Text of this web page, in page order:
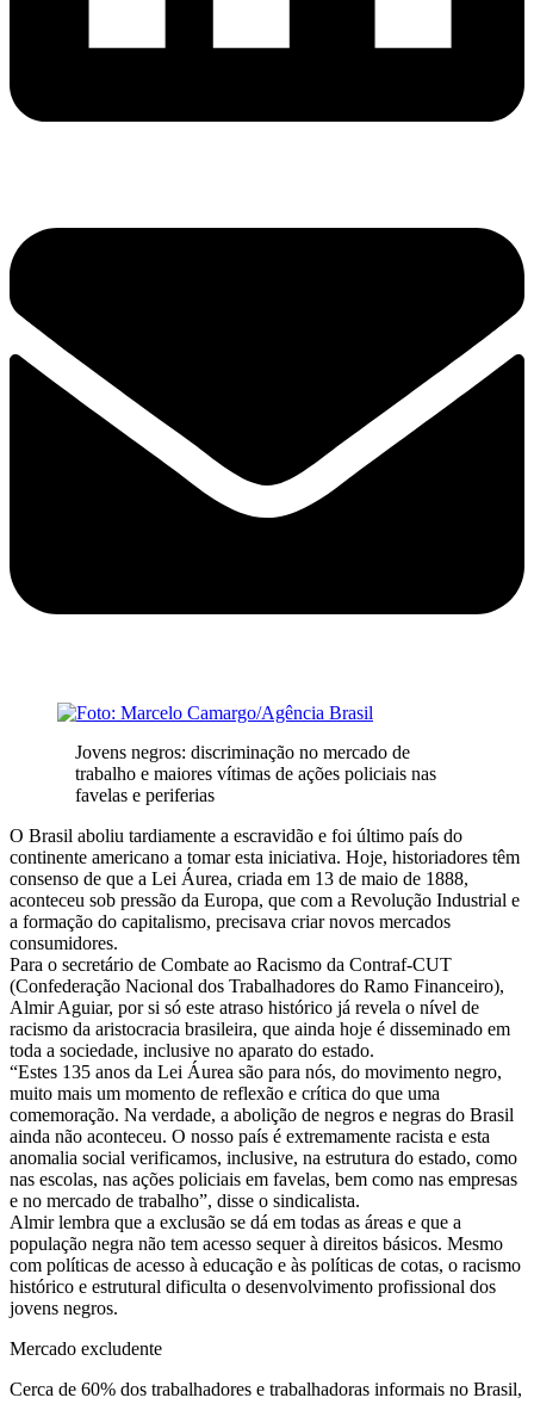
Jovens negros: discriminação no mercado de
trabalho e maiores vítimas de ações policiais nas
favelas e periferias
O Brasil aboliu tardiamente a escravidão e foi último país do
continente americano a tomar esta iniciativa. Hoje, historiadores têm
consenso de que a Lei Áurea, criada em 13 de maio de 1888,
aconteceu sob pressão da Europa, que com a Revolução Industrial e
a formação do capitalismo, precisava criar novos mercados
consumidores.
Para o secretário de Combate ao Racismo da Contraf-CUT
(Confederação Nacional dos Trabalhadores do Ramo Financeiro),
Almir Aguiar, por si só este atraso histórico já revela o nível de
racismo da aristocracia brasileira, que ainda hoje é disseminado em
toda a sociedade, inclusive no aparato do estado.
“Estes 135 anos da Lei Áurea são para nós, do movimento negro,
muito mais um momento de reflexão e crítica do que uma
comemoração. Na verdade, a abolição de negros e negras do Brasil
ainda não aconteceu. O nosso país é extremamente racista e esta
anomalia social verificamos, inclusive, na estrutura do estado, como
nas escolas, nas ações policiais em favelas, bem como nas empresas
e no mercado de trabalho”, disse o sindicalista.
Almir lembra que a exclusão se dá em todas as áreas e que a
população negra não tem acesso sequer à direitos básicos. Mesmo
com políticas de acesso à educação e às políticas de cotas, o racismo
histórico e estrutural dificulta o desenvolvimento profissional dos
jovens negros.
Mercado excludente
Cerca de 60% dos trabalhadores e trabalhadoras informais no Brasil,